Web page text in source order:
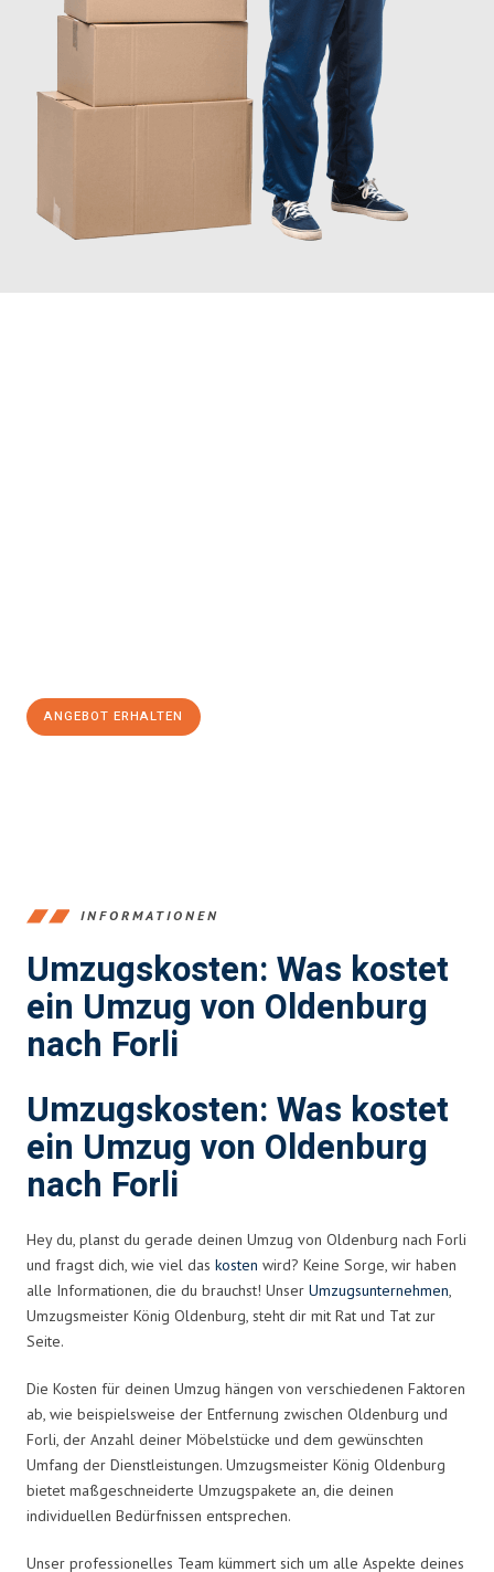
ANGEBOT ERHALTEN
INFORMATIONEN
Umzugskosten: Was kostet
ein Umzug von Oldenburg
nach Forli
Umzugskosten: Was kostet
ein Umzug von Oldenburg
nach Forli
Hey du, planst du gerade deinen Umzug von Oldenburg nach Forli
und fragst dich, wie viel das kosten wird? Keine Sorge, wir haben
alle Informationen, die du brauchst! Unser Umzugsunternehmen,
Umzugsmeister König Oldenburg, steht dir mit Rat und Tat zur
Seite.
Die Kosten für deinen Umzug hängen von verschiedenen Faktoren
ab, wie beispielsweise der Entfernung zwischen Oldenburg und
Forli, der Anzahl deiner Möbelstücke und dem gewünschten
Umfang der Dienstleistungen. Umzugsmeister König Oldenburg
bietet maßgeschneiderte Umzugspakete an, die deinen
individuellen Bedürfnissen entsprechen.
Unser professionelles Team kümmert sich um alle Aspekte deines